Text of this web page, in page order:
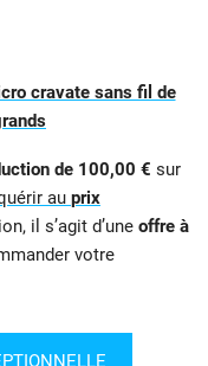
cravate sans fil de
de 100,00 € sur
au prix
il s’agit d’une offre à
votre